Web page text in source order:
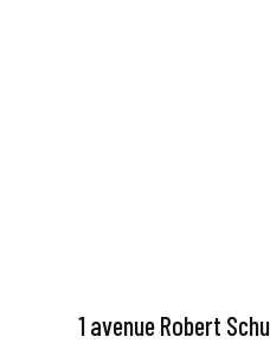
1 avenue Robert